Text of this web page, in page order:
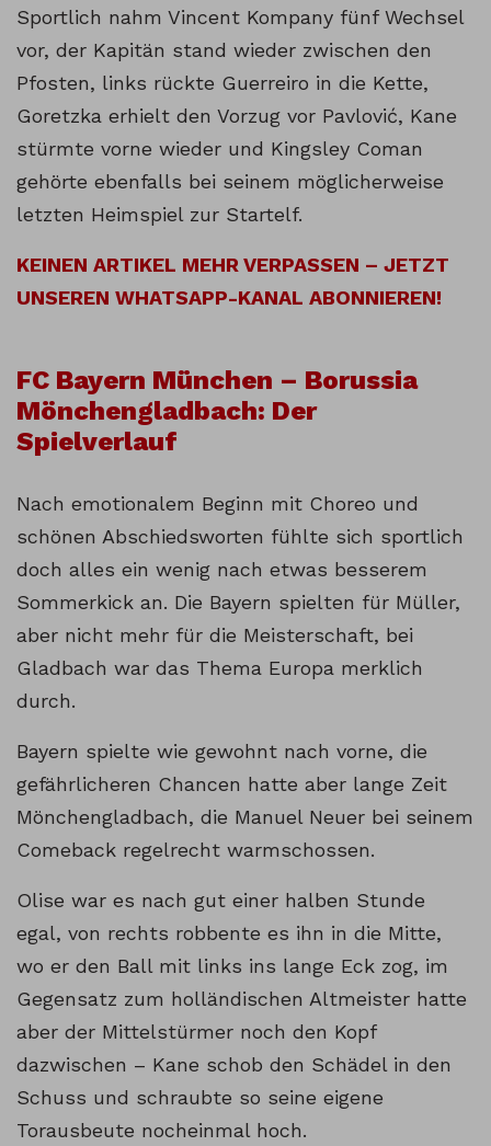
Sportlich nahm Vincent Kompany fünf Wechsel
vor, der Kapitän stand wieder zwischen den
Pfosten, links rückte Guerreiro in die Kette,
Goretzka erhielt den Vorzug vor Pavlović, Kane
stürmte vorne wieder und Kingsley Coman
gehörte ebenfalls bei seinem möglicherweise
letzten Heimspiel zur Startelf.
KEINEN ARTIKEL MEHR VERPASSEN – JETZT
UNSEREN WHATSAPP-KANAL ABONNIEREN!
FC Bayern München – Borussia
Mönchengladbach: Der
Spielverlauf
Nach emotionalem Beginn mit Choreo und
schönen Abschiedsworten fühlte sich sportlich
doch alles ein wenig nach etwas besserem
Sommerkick an. Die Bayern spielten für Müller,
aber nicht mehr für die Meisterschaft, bei
Gladbach war das Thema Europa merklich
durch.
Bayern spielte wie gewohnt nach vorne, die
gefährlicheren Chancen hatte aber lange Zeit
Mönchengladbach, die Manuel Neuer bei seinem
Comeback regelrecht warmschossen.
Olise war es nach gut einer halben Stunde
egal, von rechts robbente es ihn in die Mitte,
wo er den Ball mit links ins lange Eck zog, im
Gegensatz zum holländischen Altmeister hatte
aber der Mittelstürmer noch den Kopf
dazwischen – Kane schob den Schädel in den
Schuss und schraubte so seine eigene
Torausbeute nocheinmal hoch.